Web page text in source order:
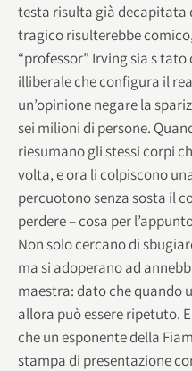
testa risulta già decapitata
tragico risulterebbe
“professor” Irving sia s
illiberale che configura il
un’opinione negare la
sei milioni di persone.
riesumano gli stessi corpi
volta, e ora li colpiscono
percuotono senza sosta il
perdere – cosa per
Non solo cercano di
ma si adoperano ad
maestra: dato che quando
allora può essere ripetuto.
che un esponente della
stampa di presentazione